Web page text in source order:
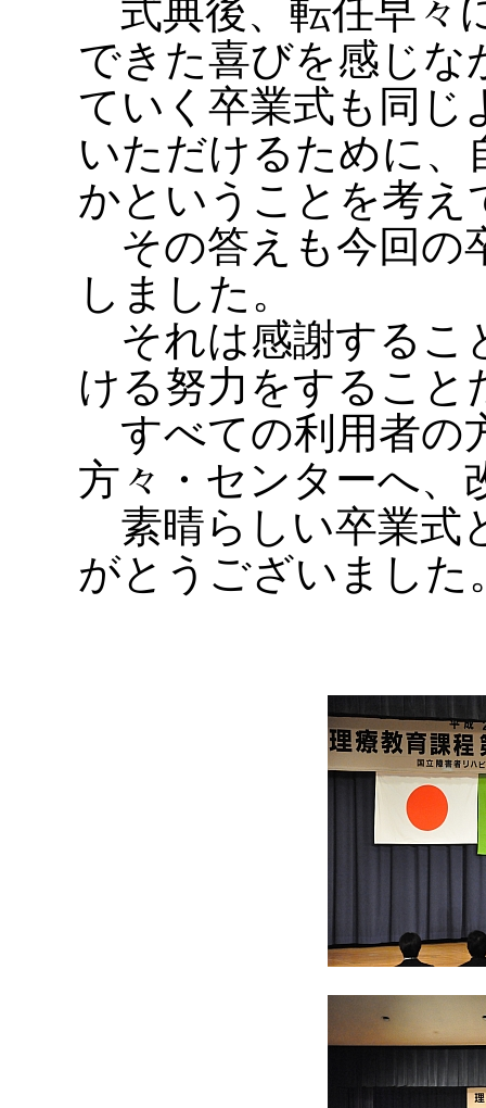
式典後、転任早々
できた喜びを感じな
ていく卒業式も同じ
いただけるために、
かということを考え
その答えも今回の
しました。
それは感謝するこ
ける努力をすること
すべての利用者の
方々・センターへ、
素晴らしい卒業式
がとうございました